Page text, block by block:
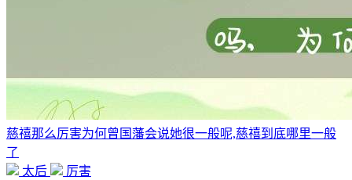
慈禧那么厉害为何曾国藩会说她很一般呢,慈禧到底哪里一般
了
太后
厉害